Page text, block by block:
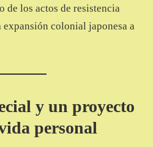
de los actos de resistencia
expansión colonial japonesa a
y un proyecto
personal